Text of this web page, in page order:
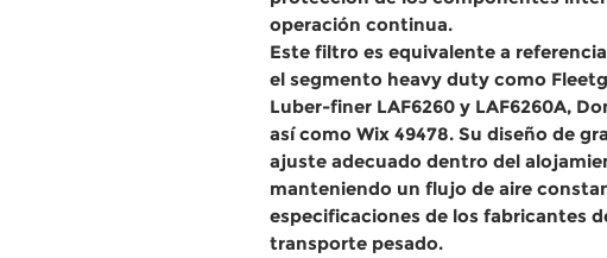
operación continua.
Este filtro es equivalente a
el segmento heavy duty como
Luber-finer LAF6260 y LAF6260A,
así como Wix 49478. Su diseño de
ajuste adecuado dentro del
manteniendo un flujo de aire
especificaciones de los fabricantes
transporte pesado.